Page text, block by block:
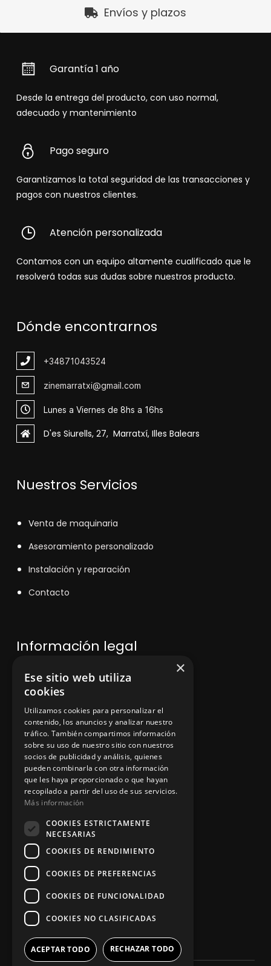
Envíos y plazos
Garantía 1 año
Desde la entrega del producto, con uso normal,
adecuado y mantenimiento
Pago seguro
Garantizamos la total seguridad de las transacciones y
pagos con nuestros clientes.
Atención personalizada
Contamos con un equipo altamente cualificado que le
resolverá todas sus dudas sobre nuestros producto.
Dónde encontrarnos
+34871043524
zinemarratxi@gmail.com
Lunes a Viernes de 8hs a 16hs
D'es Siurells, 27, Marratxí, Illes Balears
Nuestros Servicios
Venta de maquinaria
Asesoramiento personalizado
Instalación y reparación
Contacto
Información legal
Política de privacidad
Aviso legal
App Zine Hostelería
Síguenos
×
Ese sitio web utiliza
cookies
Utilizamos cookies para personalizar el
contenido, los anuncios y analizar nuestro
tráfico. También compartimos información
sobre su uso de nuestro sitio con nuestros
socios de publicidad y análisis, quienes
pueden combinarla con otra información
que les haya proporcionado o que hayan
recopilado a partir del uso de sus servicios.
Más información
COOKIES ESTRICTAMENTE
NECESARIAS
COOKIES DE RENDIMIENTO
COOKIES DE PREFERENCIAS
COOKIES DE FUNCIONALIDAD
COOKIES NO CLASIFICADAS
ACEPTAR TODO RECHAZAR TODO